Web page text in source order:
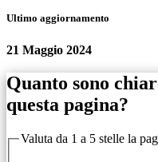
Ultimo aggiornamento
21 Maggio 2024
Quanto sono
questa pagina?
Valuta da 1 a 5 stelle la